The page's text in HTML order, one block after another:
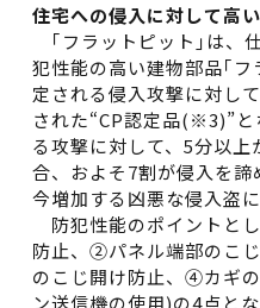
住宅への侵入に対して高
｢フラットピット｣は、
犯性能の高い建物部品｢
定される侵入攻撃に対し
された“CP認定品(※3)”と
る攻撃に対して、5分以
合、およそ7割が侵入を
今増加する凶悪な侵入盗
防犯性能のポイントと
防止、②パネル端部のこ
のこじ開け防止、④カギ
ン送信機の使用)の4点と